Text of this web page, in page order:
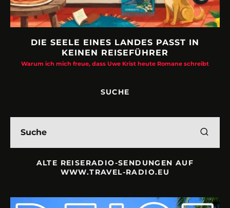
DIE SEELE EINES LANDES PASST IN
KEINEN REISEFÜHRER
Warum ich mich freue, dass Uwe Krist heute Romane schreibt
SUCHE
ALTE REISERADIO-SENDUNGEN AUF
WWW.TRAVEL-RADIO.EU